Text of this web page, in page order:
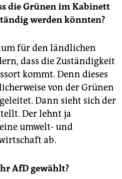
die Grünen im Kabinett
werden könnten?
für den ländlichen
dass die Zuständigkeit
kommt. Denn dieses
von der Grünen
Dann sieht sich der
Der lehnt ja
umwelt- und
ab.
AfD gewählt?